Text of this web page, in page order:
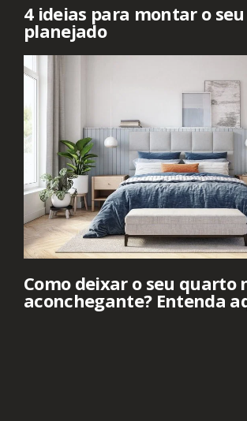
4 ideias para montar o
planejado
Como deixar o seu quarto
aconchegante? Entenda